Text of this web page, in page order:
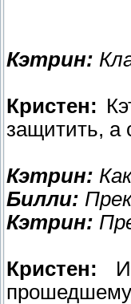
Кэтрин:
Кристен:
защитить, а
Кэтрин:
Билли:
Кэтрин:
Кристен:
прошедшему